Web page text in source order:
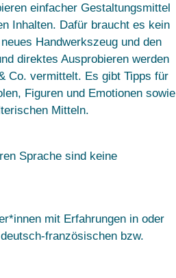
einfacher Gestaltungsmittel
Inhalten. Dafür braucht es kein
Handwerkszeug und den
direktes Ausprobieren werden
Co. vermittelt. Es gibt Tipps für
Figuren und Emotionen sowie
Mitteln.
Sprache sind keine
mit Erfahrungen in oder
französischen bzw.